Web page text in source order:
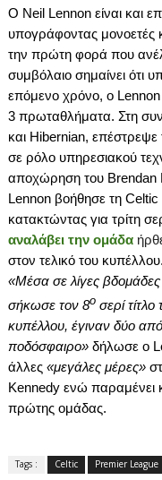
O Neil Lennon είναι και
υπογράφοντας μονοετές
την πρώτη φορά που
συμβόλαιο σημαίνει ότι
επόμενο χρόνο, ο Lennon
3 πρωταθλήματα. Στη
και Hibernian, επέστρεψε
σε ρόλο υπηρεσιακού
αποχώρηση του Brendan
Lennon βοήθησε τη Celtic
κατακτώντας για τρίτη
αναλάβει την ομάδα
στον τελικό του κυπέλλου.
«Μέσα σε λίγες
σήκωσε τον 8οσερί τίτλο
κυπέλλου, έγιναν δύο
ποδόσφαιρο» δήλωσε ο
άλλες «μεγάλες μέρες»
Kennedy ενώ παραμένει
πρώτης ομάδας.
Tags : Celtic Premier League